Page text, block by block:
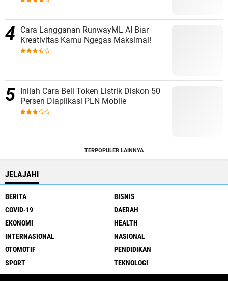
Cara Langganan RunwayML AI Biar
Kreativitas Kamu Ngegas Maksimal!
Inilah Cara Beli Token Listrik Diskon 50
Persen Diaplikasi PLN Mobile
TERPOPULER LAINNYA
JELAJAHI
BERITA
BISNIS
COVID-19
DAERAH
EKONOMI
HEALTH
INTERNASIONAL
NASIONAL
OTOMOTIF
PENDIDIKAN
SPORT
TEKNOLOGI